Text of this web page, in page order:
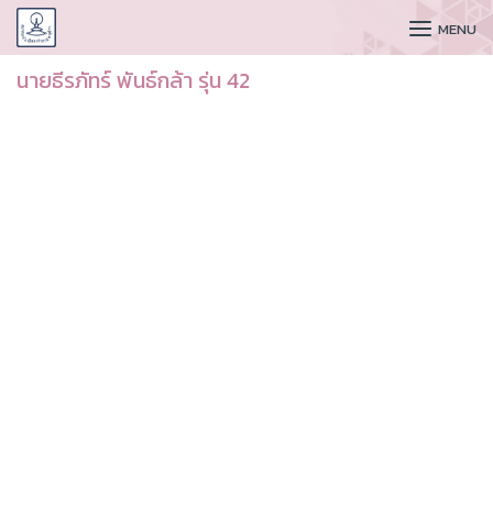
CUDAA MENU
นายธีรภัทร์ พันธ์กล้า รุ่น 42